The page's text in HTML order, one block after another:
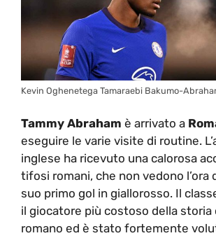
Kevin Oghenetega Tamaraebi Bakumo-
Tammy Abraham è arrivato a
eseguire le varie visite di routine.
inglese ha ricevuto una calorosa
tifosi romani, che non vedono l’ora
suo primo gol in giallorosso. Il
il giocatore più costoso della storia
romano ed è stato fortemente